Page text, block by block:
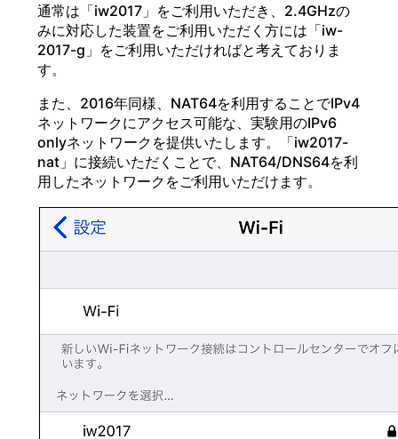
通常は「iw2017」をご利用いただき、2.4GHzの
みに対応した装置をご利用いただく方には「iw-
2017-g」をご利用いただければと考えておりま
す。
また、2016年同様、NAT64を利用することでIPv4
ネットワークにアクセス可能な、実験用のIPv6
onlyネットワークを提供いたします。「iw2017-
nat」に接続いただくことで、NAT64/DNS64を利
用したネットワークをご利用いただけます。